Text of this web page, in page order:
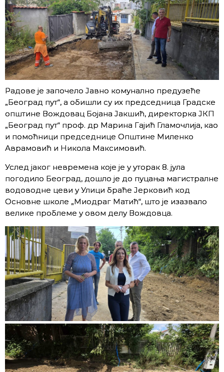
Радове је започело Јавно комунално предузеће
„Београд пут“, а обишли су их председница Градске
општине Вождовац Бојана Јакшић, директорка ЈКП
„Београд пут“ проф. др Марина Гајић Гламочлија, као
и помоћници председнице Општине Миленко
Аврамовић и Никола Максимовић.
Услед јаког невремена које је у уторак 8. јула
погодило Београд, дошло је до пуцања магистралне
водоводне цеви у Улици браће Јерковић код
Основне школе „Миодраг Матић“, што је изазвало
велике проблеме у овом делу Вождовца.